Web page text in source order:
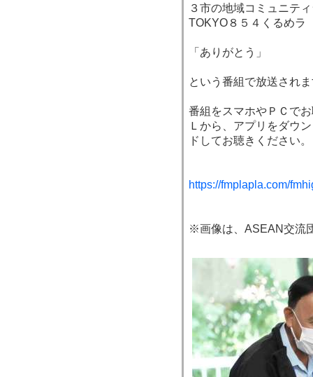
３市の地域コミュニテ
TOKYO８５４くるめラ
「ありがとう」
という番組で放送され
番組をスマホやＰＣで
Ｌから、アプリをダウ
ドしてお聴きください。
https://fmplapla.com/
※画像は、ASEAN交流